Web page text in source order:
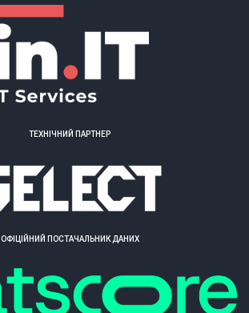
ТЕХНІЧНИЙ ПАРТНЕР
ОФІЦІЙНИЙ ПОСТАЧАЛЬНИК ДАНИХ